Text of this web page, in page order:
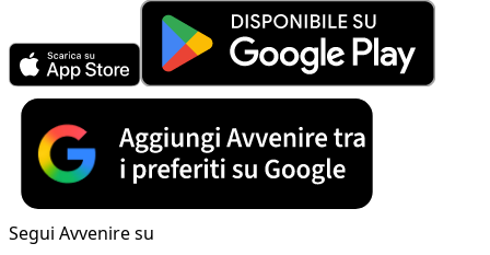
Segui Avvenire su